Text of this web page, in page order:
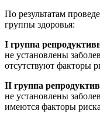
По результатам
группы здоровья:
I группа
не установлены
отсутствуют факторы
II группа
не установлены
имеются факторы